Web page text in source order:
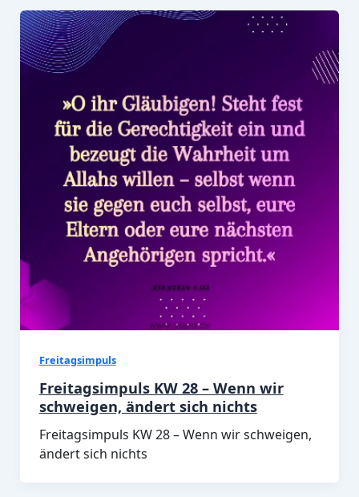
Freitagsimpuls
Freitagsimpuls KW 28 – Wenn wir
schweigen, ändert sich nichts
Freitagsimpuls KW 28 – Wenn wir schweigen,
ändert sich nichts